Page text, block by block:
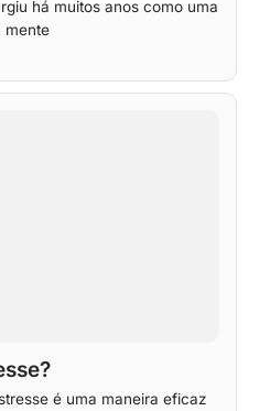
há muitos anos como uma
mente
é uma maneira eficaz